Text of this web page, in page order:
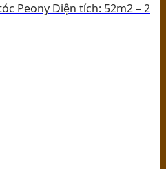
Peony Diện tích: 52m2 – 2